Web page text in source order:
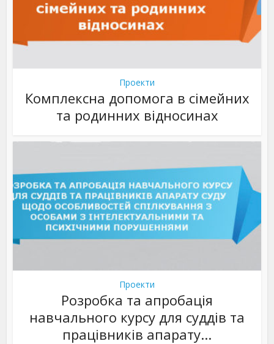
Проекти
Комплексна допомога в сімейних
та родинних відносинах
Проекти
Розробка та апробація
навчального курсу для суддів та
працівників апарату...